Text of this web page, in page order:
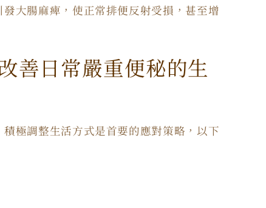
大腸麻痺，使正常排便反射受損，甚至增
善日常嚴重便秘的生
極調整生活方式是首要的應對策略，以下